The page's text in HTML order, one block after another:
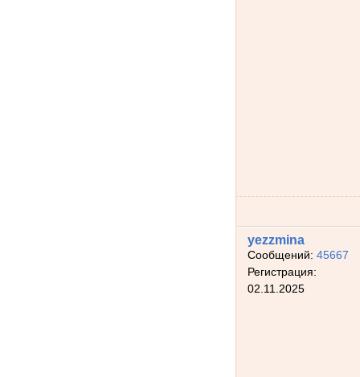
yezzmina
Сообщений:45667
Регистрация:
02.11.2025